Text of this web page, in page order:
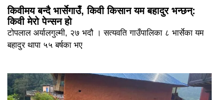
किवीमय बन्दै भार्सेगाउँ, किवी किसान यम बहादुर भन्छन्:
किवी मेरो पेन्सन हो
टोपलाल अर्यालगुल्मी, २७ भदौ । सत्यवति गाउँपालिका ८ भार्सेका यम
बहादुर थापा ५५ बर्षका भए